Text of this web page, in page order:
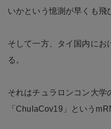
いかという憶測が早くも飛
そして一方、タイ国内にお
る。
それはチュラロンコン大学
「ChulaCov19」という